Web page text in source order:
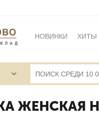
НОВИНКИ ХИТЫ
ПУБЛИЧНАЯ
ЖЕНСКАЯ